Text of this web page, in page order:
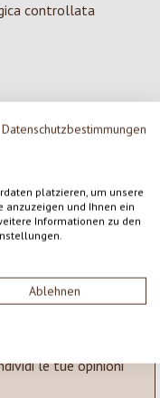
Datenschutzbestimmungen
platzieren, um unsere
anzuzeigen und Ihnen ein
Informationen zu den
Ablehnen
controllata
con altri clienti.
corrente.
le tue opinioni